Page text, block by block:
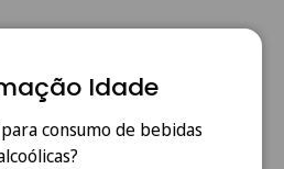
descrevem um vinho de
vibrante, onde sobressai
O perfil aromático revela uma
acompanhada por sugestões
e orvalho. A fruta e a madeira
Idade
consumo de bebidas